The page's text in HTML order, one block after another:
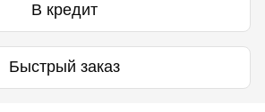
В кредит
Быстрый заказ